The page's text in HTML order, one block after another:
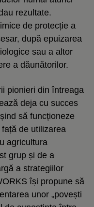
rezultate.
de protecție a
după epuizarea
sau a altor
a dăunătorilor.
pionieri din întreaga
deja cu succes
să funcționeze
de utilizarea
agricultura
grup și de a
a strategiilor
își propune să
unor „povești